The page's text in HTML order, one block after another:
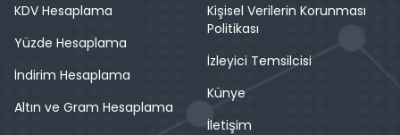
KDV Hesaplama
Yüzde Hesaplama
İndirim Hesaplama
Altın ve Gram Hesaplama
Kişisel Verilerin Korunması
Politikası
İzleyici Temsilcisi
Künye
İletişim